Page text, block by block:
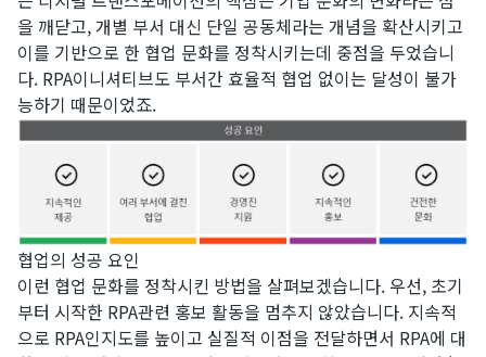
을 깨닫고, 개별 부서 대신 단일 공동체라는 개념을 확산시키고
이를 기반으로 한 협업 문화를 정착시키는데 중점을 두었습니
다. RPA이니셔티브도 부서간 효율적 협업 없이는 달성이 불가
능하기 때문이었죠.
협업의 성공 요인
​이런 협업 문화를 정착시킨 방법을 살펴보겠습니다. 우선, 초기
부터 시작한 RPA관련 홍보 활동을 멈추지 않았습니다. 지속적
으로 RPA인지도를 높이고 실질적 이점을 전달하면서 RPA에 대